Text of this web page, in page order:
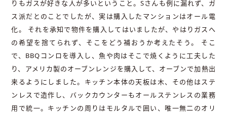
りもガスが好きな人が多いということ。Sさんも例に漏れず、ガ
ス派だとのことでしたが、実は購入したマンションはオール電
化。 それを承知で物件を購入してはいましたが、やはりガスへ
の希望を捨てられず、そこをどう補おうか考えたそう。 そこ
で、BBQコンロを導入し、魚や肉はそこで焼くように工夫した
り、アメリカ製のオーブンレンジを購入して、オーブンで加熱出
来るようにしました。キッチン本体の天板は木、その他はステ
ンレスで造作し、バックカウンターもオールステンレスの業務
用で統一。キッチンの周りはモルタルで囲い、唯一無二のオリ